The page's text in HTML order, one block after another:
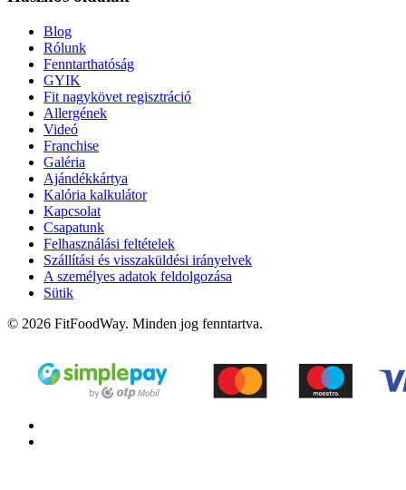
Blog
Rólunk
Fenntarthatóság
GYIK
Fit nagykövet regisztráció
Allergének
Videó
Franchise
Galéria
Ajándékkártya
Kalória kalkulátor
Kapcsolat
Csapatunk
Felhasználási feltételek
Szállítási és visszaküldési irányelvek
A személyes adatok feldolgozása
Sütik
© 2026 FitFoodWay. Minden jog fenntartva.